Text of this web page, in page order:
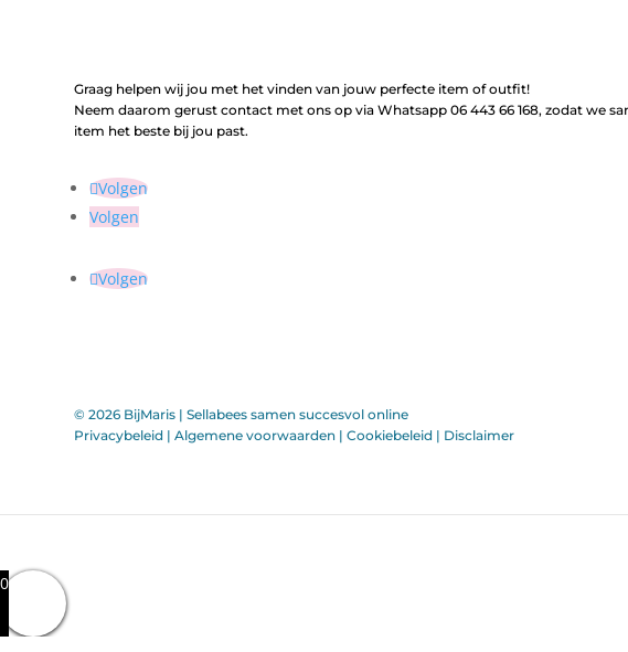
Graag helpen wij jou met het vinden van jouw perfecte item of outfit!
Neem daarom gerust contact met ons op via Whatsapp 06 443 66 168, zodat we
item het beste bij jou past.
Volgen
Volgen
Volgen
© 2026 BijMaris |Sellabees samen succesvol online
Privacybeleid |Algemene voorwaarden |Cookiebeleid | Disclaimer
0